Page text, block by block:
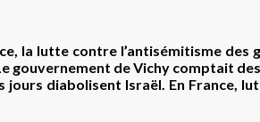
la lutte contre l’antisémitisme
gouvernement de Vichy comptait
jours diabolisent Israël. En France,